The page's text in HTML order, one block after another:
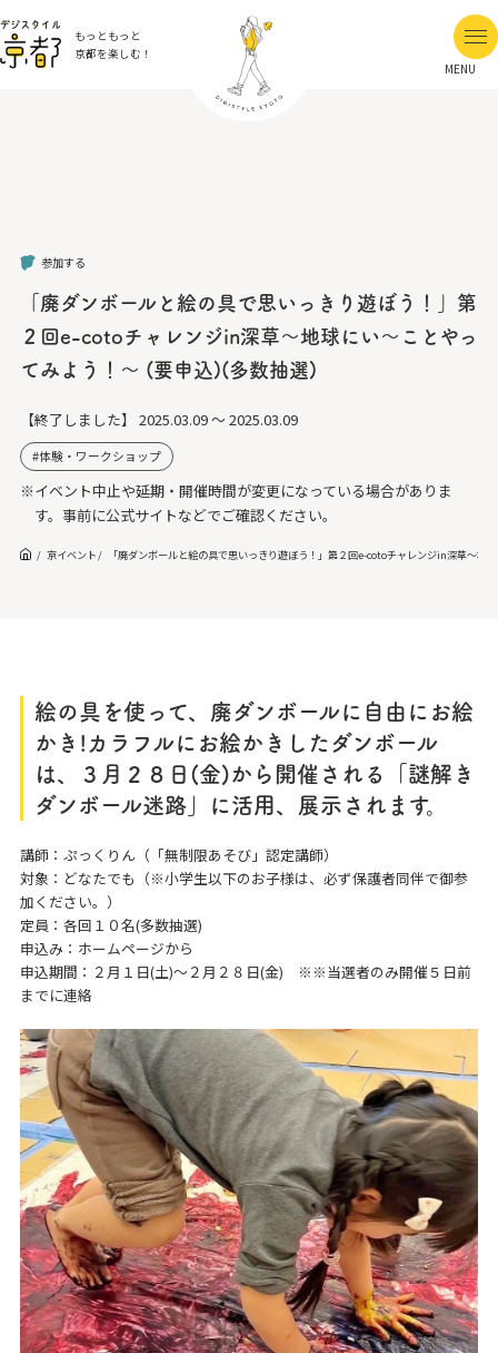
もっともっと
京都を楽しむ！
MENU
参加する
「廃ダンボールと絵の具で思いっきり遊ぼう！」第
２回e-cotoチャレンジin深草～地球にい～ことやっ
てみよう！～ (要申込)(多数抽選)
【終了しました】 2025.03.09 ～ 2025.03.09
体験・ワークショップ
※イベント中止や延期・開催時間が変更になっている場合がありま
す。事前に公式サイトなどでご確認ください。
京イベント 「廃ダンボールと絵の具で思いっきり遊ぼう！」第２回e-cotoチャレンジin深草～地
絵の具を使って、廃ダンボールに自由にお絵
かき!カラフルにお絵かきしたダンボール
は、３月２８日(金)から開催される「謎解き
ダンボール迷路」に活用、展示されます。
講師：ぷっくりん（「無制限あそび」認定講師）
対象：どなたでも（※小学生以下のお子様は、必ず保護者同伴で御参
加ください。）
定員：各回１０名(多数抽選)
申込み：ホームページから
申込期間：２月１日(土)～２月２８日(金) ※※当選者のみ開催５日前
までに連絡